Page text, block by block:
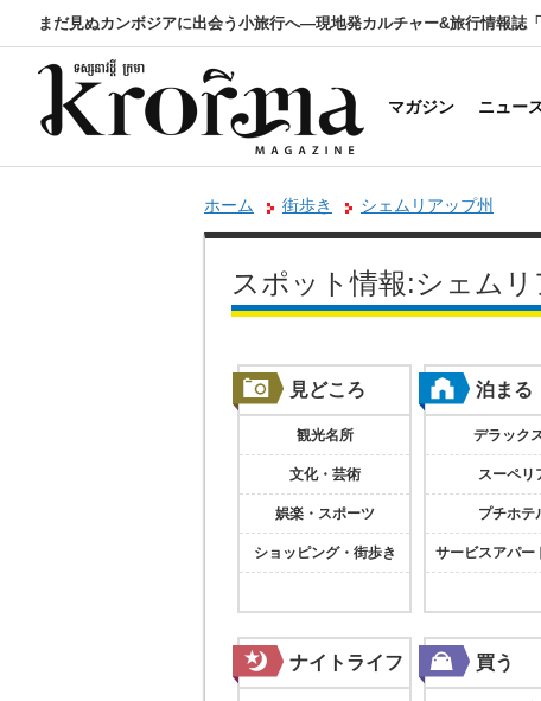
まだ見ぬカンボジアに出会う小旅行へ―現地発カルチャー&旅行情報誌「
マガジン ニュー
ホーム 街歩き シェムリアップ州
スポット情報:シェムリ
見どころ
観光名所
文化・芸術
娯楽・スポーツ
ショッピング・街歩き
泊まる
デラック
スーペリ
プチホテ
サービスアパー
ナイトライフ 買う